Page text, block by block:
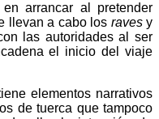
arrancar al pretender
llevan a cabo los ravesy
las autoridades al ser
el inicio del viaje
elementos narrativos
de tuerca que tampoco